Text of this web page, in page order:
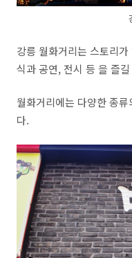
강릉 월화거리는 스토리
식과 공연, 전시 등 을 즐
월화거리에는 다양한 종
다.